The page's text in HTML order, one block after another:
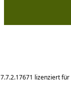
7.7.2.17671 lizenziert für